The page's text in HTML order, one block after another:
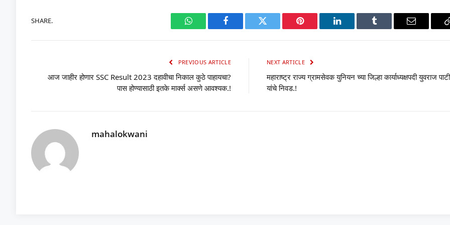
SHARE.
WhatsAppFacebook Twitter Pinterest LinkedIn Tumblr Email
PREVIOUS ARTICLE
आज जाहीर होणार SSC Result 2023 दहावीचा निकाल कुठे पाहायचा?
पास होण्यासाठी इतके मार्क्स असणे आवश्यक.!
NEXT ARTICLE
महाराष्ट्र राज्य ग्रामसेवक युनियन च्या जिल्हा कार्याध्यक्षपदी युवराज
यांचे निवड.!
mahalokwani